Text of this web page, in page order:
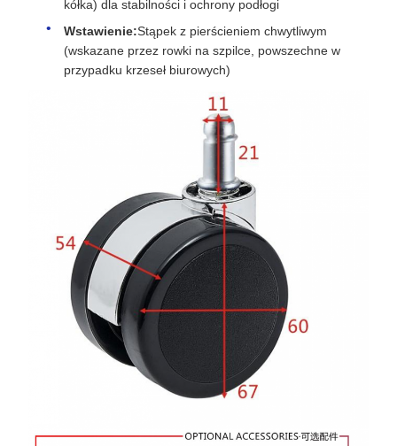
kółka) dla stabilności i ochrony podłogi
Wstawienie:Stąpek z pierścieniem chwytliwym
(wskazane przez rowki na szpilce, powszechne w
przypadku krzeseł biurowych)